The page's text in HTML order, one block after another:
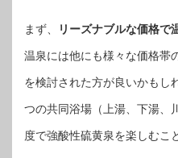
まず、 リーズナブルな価格で
温泉には他にも様々な価格帯
を検討された方が良いかもし
つの共同浴場（上湯、下湯、
度で強酸性硫黄泉を楽しむこ